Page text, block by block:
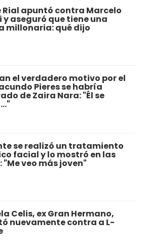
Rial apuntó contra Marcelo
y aseguró que tiene una
millonaria: qué dijo
el verdadero motivo por el
Pieres se habría
de Zaira Nara: "Él se
se realizó un tratamiento
facial y lo mostró en las
"Me veo más joven"
Celis, ex Gran Hermano,
nuevamente contra a L-